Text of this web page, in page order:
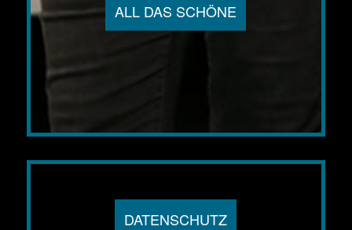
ALL DAS SCHÖNE
DATENSCHUTZ